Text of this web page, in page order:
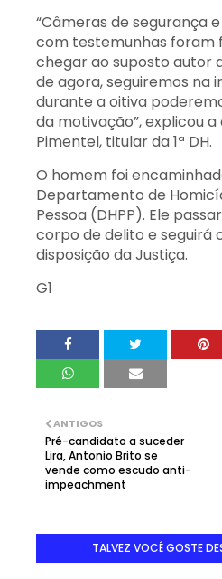
“Câmeras de segurança
com testemunhas foram
chegar ao suposto autor
de agora, seguiremos na
durante a oitiva
da motivação”, explicou
Pimentel, titular da 1ª DH.
O homem foi
Departamento de
Pessoa (DHPP). Ele
corpo de delito e seguirá
disposição da Justiça.
G1
ANTIGOS
Pré-candidato a suceder
Lira, Antonio Brito se
vende como escudo anti-
impeachment
TALVEZ VOCÊ GOSTE